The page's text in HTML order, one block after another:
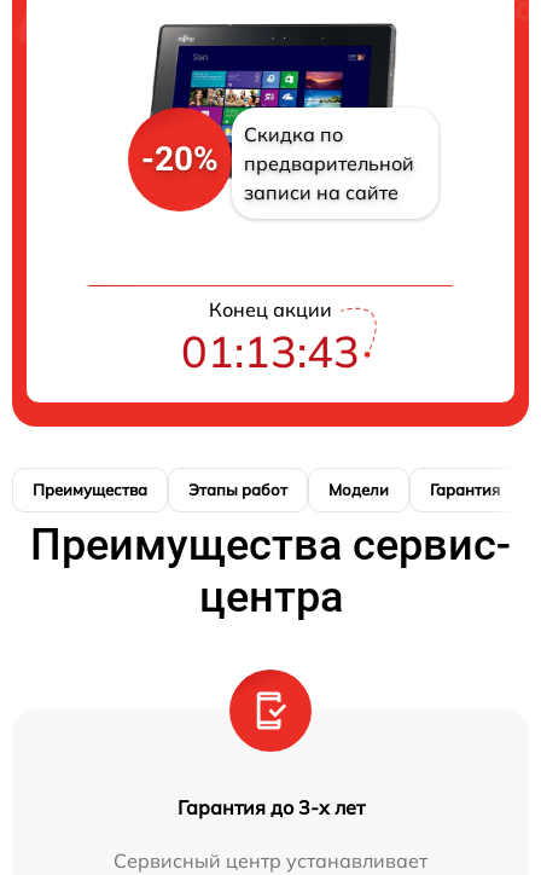
-20%
Скидка по
предварительной
записи на сайте
Конец акции
01:13:42
Преимущества Этапы работ Модели Гарантия
Преимущества сервис-
центра
Гарантия до 3-х лет
Сервисный центр устанавливает